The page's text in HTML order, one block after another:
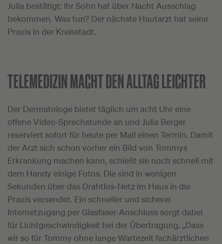
Julia bestätigt: Ihr Sohn hat über Nacht Ausschlag
bekommen. Was tun? Der nächste Hautarzt hat seine
Praxis in der Kreisstadt.
TELEMEDIZIN MACHT DEN ALLTAG LEICHTER
Der Dermatologe bietet täglich um acht Uhr eine
offene Video-Sprechstunde an und Julia Berger
reserviert sofort für heute per Mail einen Termin. Damit
der Arzt sich schon vorher ein Bild von Tommys
Erkrankung machen kann, schießt sie noch schnell mit
dem Handy einige Fotos. Die sind in wenigen
Sekunden über das Drahtlos-Netz im Haus in die
Praxis versendet. Ein schneller und sicherer
Internetzugang per Glasfaser-Anschluss sorgt dabei
für Lichtgeschwindigkeit bei der Übertragung. „Dass
wir so für Tommy ohne lange Wartezeit fachärztlichen